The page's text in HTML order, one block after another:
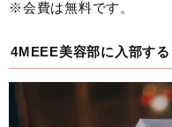
※会費は無料です。
4MEEE美容部に入部す